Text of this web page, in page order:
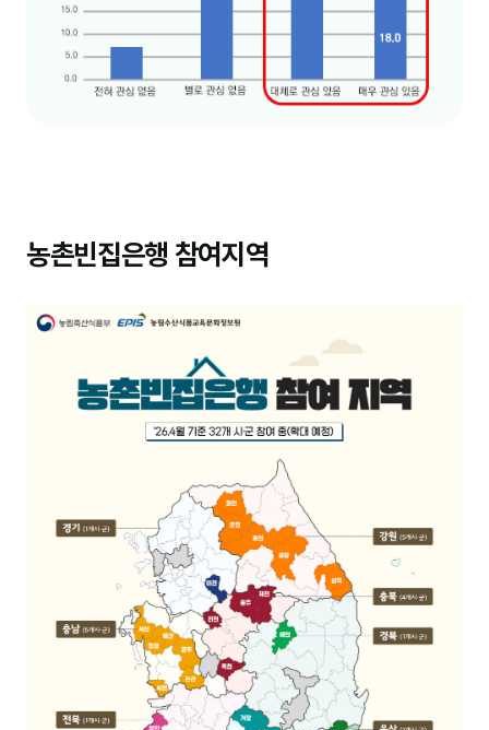
농촌빈집은행 참여지역